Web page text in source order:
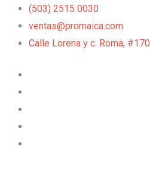
contenido
(503) 2515 0030
ventas@promaica.com
Calle Lorena y c. Roma,